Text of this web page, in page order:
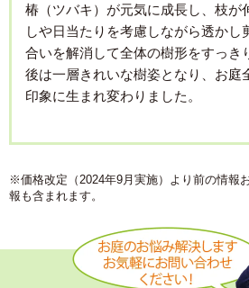
椿（ツバキ）が元気に成長し、枝が
しや日当たりを考慮しながら透かし
合いを解消して全体の樹形をすっき
後は一層きれいな樹姿となり、お庭
印象に生まれ変わりました。
※価格改定（2024年9月実施）より前の情報
報も含まれます。